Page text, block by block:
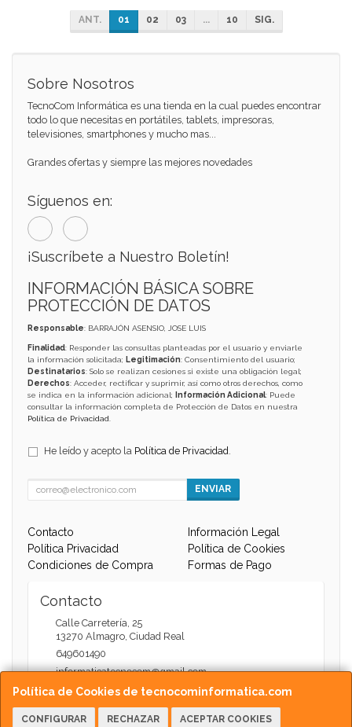
ANT. 01 02 03 ... 10 SIG.
Política de Cookies de tecnocominformatica.com
CONFIGURAR RECHAZAR ACEPTAR COOKIES
Sobre Nosotros
TecnoCom Informática es una tienda en la cual puedes encontrar
todo lo que necesitas en portátiles, tablets, impresoras,
televisiones, smartphones y mucho mas...
Grandes ofertas y siempre las mejores novedades
Síguenos en:
¡Suscríbete a Nuestro Boletín!
INFORMACIÓN BÁSICA SOBRE
PROTECCIÓN DE DATOS
Responsable: BARRAJÓN ASENSIO, JOSE LUIS
Finalidad: Responder las consultas planteadas por el usuario y enviarle
la información solicitada; Legitimación: Consentimiento del usuario;
Destinatarios: Solo se realizan cesiones si existe una obligación legal;
Derechos: Acceder, rectificar y suprimir, así como otros derechos, como
se indica en la información adicional;
Información Adicional: Puede
consultar la información completa de Protección de Datos en nuestra
Política de Privacidad.
He leído y acepto la Política de Privacidad.
ENVIAR
Contacto
Información Legal
Política Privacidad
Política de Cookies
Condiciones de Compra
Formas de Pago
Contacto
Calle Carretería, 25
13270 Almagro, Ciudad Real
649601490
informaticatecnocom@gmail.com